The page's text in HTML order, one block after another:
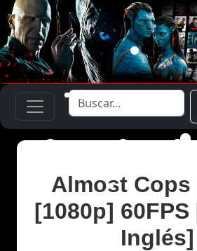
Almost Cops
[1080p]
Inglés]